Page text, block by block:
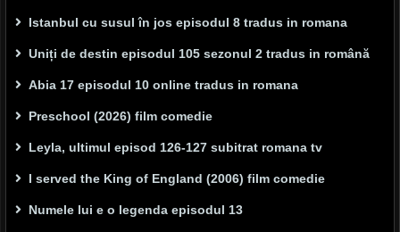
Istanbul cu susul în jos episodul 8 tradus in romana
Uniți de destin episodul 105 sezonul 2 tradus in română
Abia 17 episodul 10 online tradus in romana
Preschool (2026) film comedie
Leyla, ultimul episod 126-127 subitrat romana tv
I served the King of England (2006) film comedie
Numele lui e o legenda episodul 13